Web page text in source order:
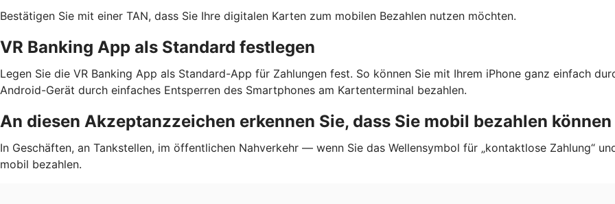
Bestätigen Sie mit einer TAN, dass Sie Ihre digitalen Karten zum mobilen Bezahlen nutzen möchten.
VR Banking App als Standard festlegen
Legen Sie die VR Banking App als Standard-App für Zahlungen fest. So können Sie mit Ihrem iPhone ganz einfach
Android-Gerät durch einfaches Entsperren des Smartphones am Kartenterminal bezahlen.
An diesen Akzeptanzzeichen erkennen Sie, dass Sie mobil bezahlen können
In Geschäften, an Tankstellen, im öffentlichen Nahverkehr — wenn Sie das Wellensymbol für „kontaktlose Zahlung“
mobil bezahlen.